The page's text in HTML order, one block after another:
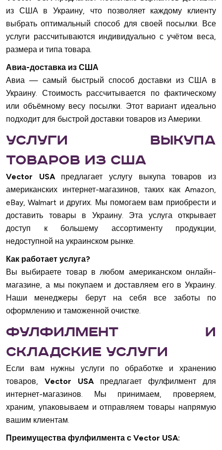
из США в Украину, что позволяет каждому клиенту
выбрать оптимальный способ для своей посылки. Все
услуги рассчитываются индивидуально с учётом веса,
размера и типа товара.
Авиа-доставка из США
Авиа — самый быстрый способ доставки из США в
Украину. Стоимость рассчитывается по фактическому
или объёмному весу посылки. Этот вариант идеально
подходит для быстрой доставки товаров из Америки.
Услуги выкупа
товаров из США
Vector USAпредлагает услугу выкупа товаров из
американских интернет-магазинов, таких как Amazon,
eBay, Walmart и других. Мы помогаем вам приобрести и
доставить товары в Украину. Эта услуга открывает
доступ к большему ассортименту продукции,
недоступной на украинском рынке.
Как работает услуга?
Вы выбираете товар в любом американском онлайн-
магазине, а мы покупаем и доставляем его в Украину.
Наши менеджеры берут на себя все заботы по
оформлению и таможенной очистке.
Фулфилмент и
складские услуги
Если вам нужны услуги по обработке и хранению
товаров, Vector USAпредлагает фулфилмент для
интернет-магазинов. Мы принимаем, проверяем,
храним, упаковываем и отправляем товары напрямую
вашим клиентам.
Преимущества фулфилмента с Vector USA: